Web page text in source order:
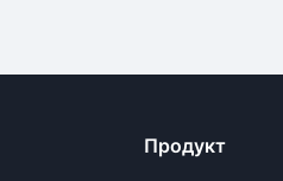
Продукт